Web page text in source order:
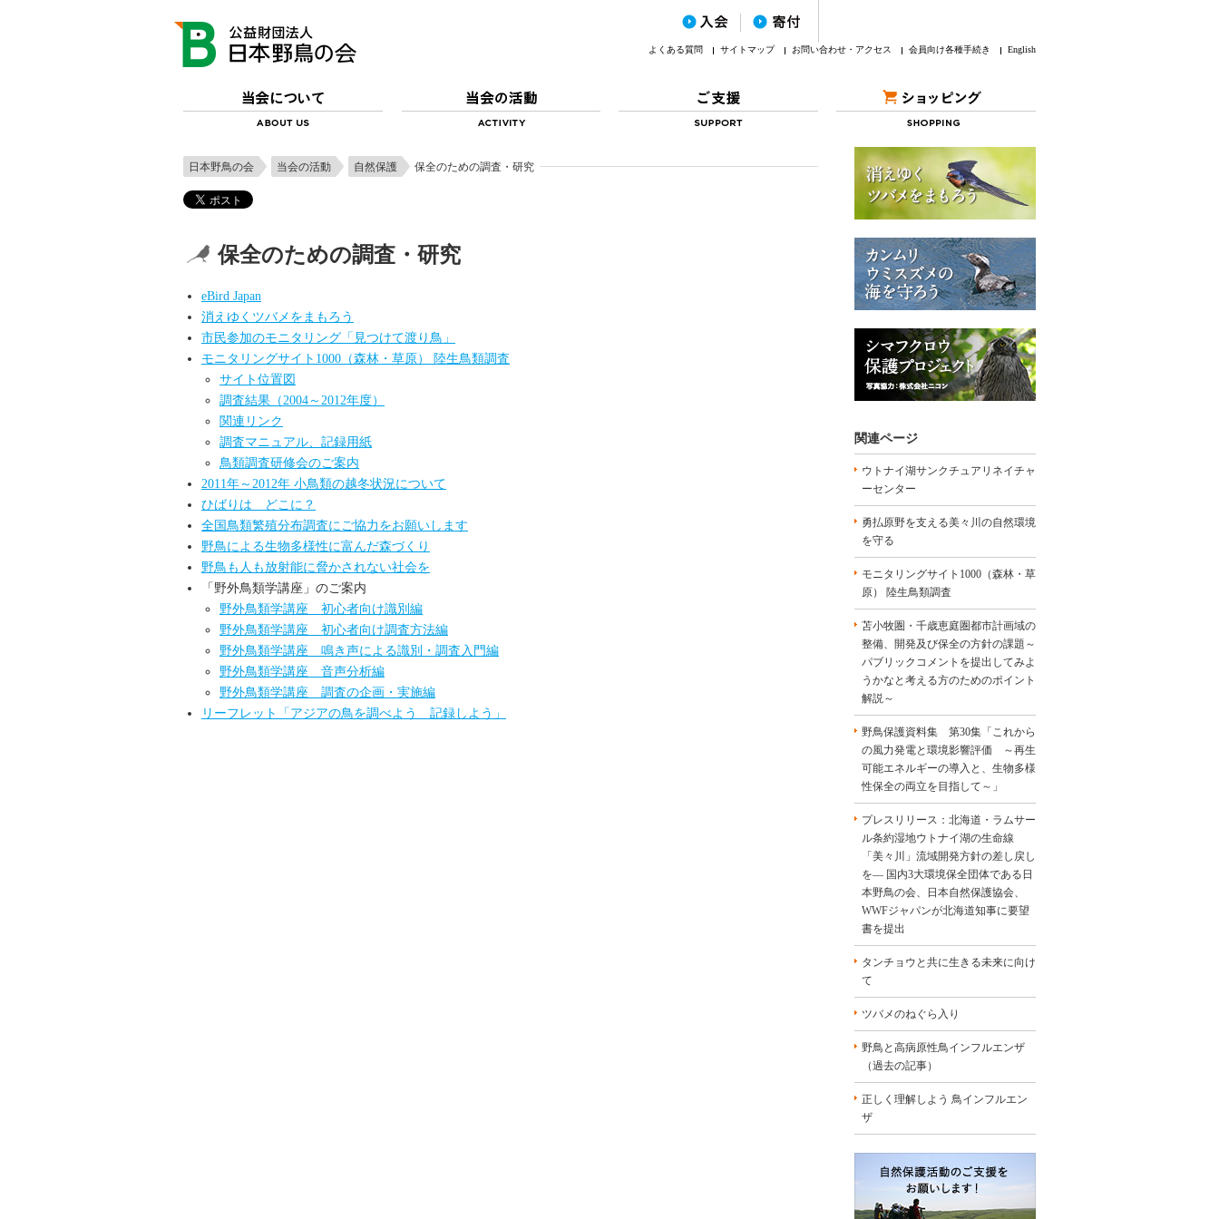
よくある質問 サイトマップ お問い合わせ・アクセス 会員向け各種手続き English
日本野鳥の会 当会の活動 自然保護 保全のための調査・研究
保全のための調査・研究
eBird Japan
消えゆくツバメをまもろう
市民参加のモニタリング「見つけて渡り鳥」
モニタリングサイト1000（森林・草原） 陸生鳥類調査
サイト位置図
調査結果（2004～2012年度）
関連リンク
調査マニュアル、記録用紙
鳥類調査研修会のご案内
2011年～2012年 小鳥類の越冬状況について
ひばりは どこに？
全国鳥類繁殖分布調査にご協力をお願いします
野鳥による生物多様性に富んだ森づくり
野鳥も人も放射能に脅かされない社会を
「野外鳥類学講座」のご案内
野外鳥類学講座 初心者向け識別編
野外鳥類学講座 初心者向け調査方法編
野外鳥類学講座 鳴き声による識別・調査入門編
野外鳥類学講座 音声分析編
野外鳥類学講座 調査の企画・実施編
リーフレット「アジアの鳥を調べよう 記録しよう」
関連ページ
ウトナイ湖サンクチュアリネイチャ
ーセンター
勇払原野を支える美々川の自然環境
を守る
モニタリングサイト1000（森林・草
原） 陸生鳥類調査
苫小牧圏・千歳恵庭圏都市計画域の
整備、開発及び保全の方針の課題～
パブリックコメントを提出してみよ
うかなと考える方のためのポイント
解説～
野鳥保護資料集 第30集「これから
の風力発電と環境影響評価 ～再生
可能エネルギーの導入と、生物多様
性保全の両立を目指して～」
プレスリリース：北海道・ラムサー
ル条約湿地ウトナイ湖の生命線
「美々川」流域開発方針の差し戻し
を― 国内3大環境保全団体である日
本野鳥の会、日本自然保護協会、
WWFジャパンが北海道知事に要望
書を提出
タンチョウと共に生きる未来に向け
て
ツバメのねぐら入り
野鳥と高病原性鳥インフルエンザ
（過去の記事）
正しく理解しよう 鳥インフルエン
ザ